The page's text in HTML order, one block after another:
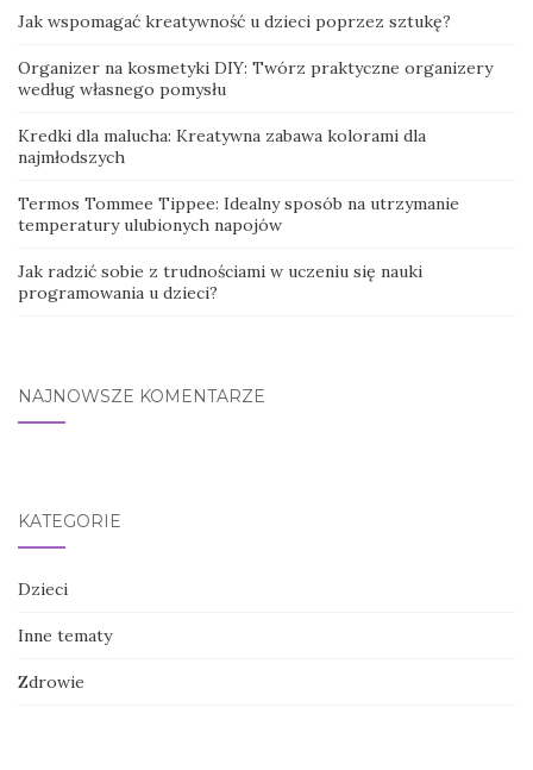
Jak wspomagać kreatywność u dzieci poprzez sztukę?
Organizer na kosmetyki DIY: Twórz praktyczne organizery
według własnego pomysłu
Kredki dla malucha: Kreatywna zabawa kolorami dla
najmłodszych
Termos Tommee Tippee: Idealny sposób na utrzymanie
temperatury ulubionych napojów
Jak radzić sobie z trudnościami w uczeniu się nauki
programowania u dzieci?
NAJNOWSZE KOMENTARZE
KATEGORIE
Dzieci
Inne tematy
Zdrowie